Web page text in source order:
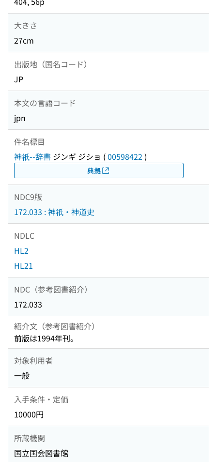
大きさ
27cm
出版地（国名コード）
JP
本文の言語コード
jpn
件名標目
神祇--辞書 ジンギ ジショ (00598422 )
典拠
NDC9版
172.033 : 神祇・神道史
NDLC
HL2
HL21
NDC（参考図書紹介）
172.033
紹介文（参考図書紹介）
前版は1994年刊。
対象利用者
一般
入手条件・定価
10000円
所蔵機関
国立国会図書館